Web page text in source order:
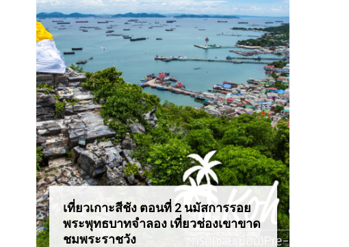
เที่ยวเกาะสีชัง ตอนที่ 2 นมัสการรอย
พระพุทธบาทจำลอง เที่ยวช่องเขาขาด
ชมพระราชวัง